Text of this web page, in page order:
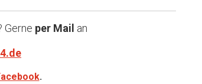
Gerne per Mail an
.